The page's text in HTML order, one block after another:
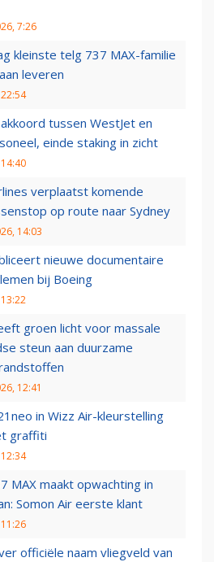
7:26
kleinste telg 737 MAX-familie
leveren
tussen WestJet en
einde staking in zicht
verplaatst komende
op route naar Sydney
14:03
nieuwe documentaire
bij Boeing
groen licht voor massale
steun aan duurzame
12:41
in Wizz Air-kleurstelling
graffiti
MAX maakt opwachting in
Somon Air eerste klant
officiële naam vliegveld van